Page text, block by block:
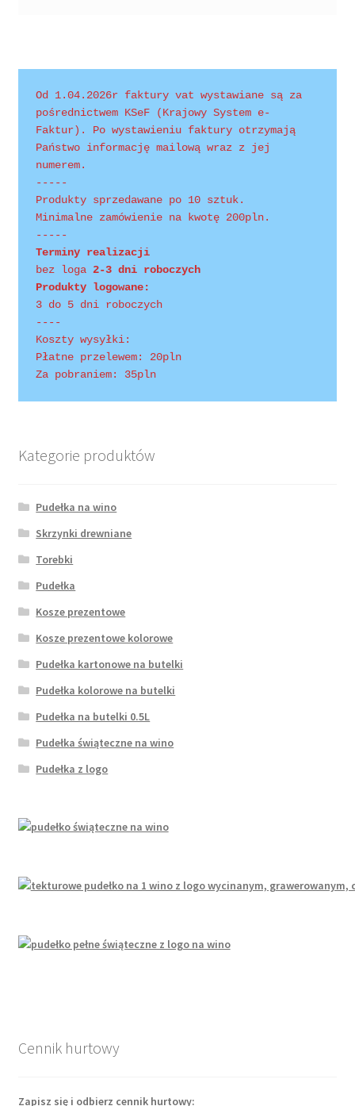
Pudełko świąteczne, jakość Premium
Shop
Shopping Tips
Shopping Tips
Terms of Use
Track Your Order
Twój koszyk
Od 1.04.2026r faktury vat wystawiane są za
pośrednictwem KSeF (Krajowy System e-
Faktur). Po wystawieniu faktury otrzymają
Państwo informację mailową wraz z jej
numerem.
-----
Produkty sprzedawane po 10 sztuk.
Minimalne zamówienie na kwotę 200pln.
-----
Terminy realizacji
bez loga 2-3 dni roboczych
Produkty logowane:
3 do 5 dni roboczych
----
Koszty wysyłki:
Płatne przelewem: 20pln
Za pobraniem: 35pln
Kategorie produktów
Pudełka na wino
Skrzynki drewniane
Torebki
Pudełka
Kosze prezentowe
Kosze prezentowe kolorowe
Pudełka kartonowe na butelki
Pudełka kolorowe na butelki
Pudełka na butelki 0.5L
Pudełka świąteczne na wino
Pudełka z logo
Cennik hurtowy
Zapisz się i odbierz cennik hurtowy: